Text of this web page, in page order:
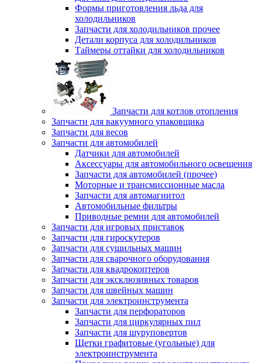
Формы приготовления льда для
холодильников
Запчасти для холодильников прочее
Детали корпуса для холодильников
Таймеры оттайки для холодильников
Запчасти для котлов отопления
Запчасти для вакуумного упаковщика
Запчасти для весов
Запчасти для автомобилей
Датчики для автомобилей
Аксессуары для автомобильного освещения
Запчасти для автомобилей (прочее)
Моторные и трансмиссионные масла
Запчасти для автомагнитол
Автомобильные фильтры
Приводные ремни для автомобилей
Запчасти для игровых приставок
Запчасти для гироскутеров
Запчасти для сушильных машин
Запчасти для сварочного оборудования
Запчасти для квадрокоптеров
Запчасти для эксклюзивных товаров
Запчасти для швейных машин
Запчасти для электроинструмента
Запчасти для перфораторов
Запчасти для циркулярных пил
Запчасти для шуруповертов
Щетки графитовые (угольные) для
электроинструмента